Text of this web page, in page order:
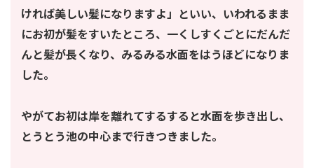
ければ美しい髪になりますよ」といい、いわれるまま
にお初が髪をすいたところ、一くしすくごとにだんだ
んと髪が長くなり、みるみる水面をはうほどになりま
した。
やがてお初は岸を離れてするすると水面を歩き出し、
とうとう池の中心まで行きつきました。